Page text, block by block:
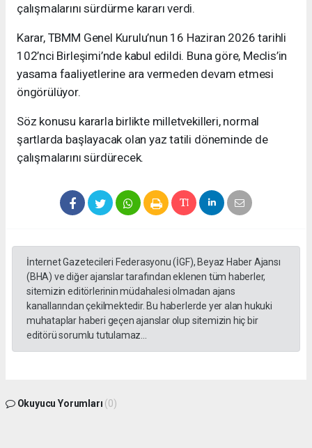
çalışmalarını sürdürme kararı verdi.
Karar, TBMM Genel Kurulu’nun 16 Haziran 2026 tarihli
102’nci Birleşimi’nde kabul edildi. Buna göre, Meclis’in
yasama faaliyetlerine ara vermeden devam etmesi
öngörülüyor.
Söz konusu kararla birlikte milletvekilleri, normal
şartlarda başlayacak olan yaz tatili döneminde de
çalışmalarını sürdürecek.
İnternet Gazetecileri Federasyonu (İGF), Beyaz Haber Ajansı
(BHA) ve diğer ajanslar tarafından eklenen tüm haberler,
sitemizin editörlerinin müdahalesi olmadan ajans
kanallarından çekilmektedir. Bu haberlerde yer alan hukuki
muhataplar haberi geçen ajanslar olup sitemizin hiç bir
editörü sorumlu tutulamaz...
Okuyucu Yorumları (0)